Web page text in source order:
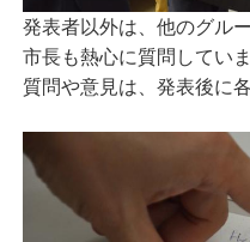
発表者以外は、他のグル
市長も熱心に質問していま
質問や意見は、発表後に